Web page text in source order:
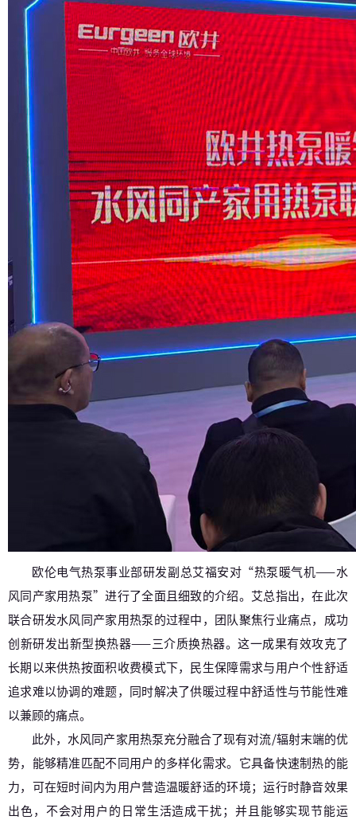
欧伦电气热泵事业部研发副总艾福安对“热泵暖气机——水
风同产家用热泵”进行了全面且细致的介绍。艾总指出，在此次
联合研发水风同产家用热泵的过程中，团队聚焦行业痛点，成功
创新研发出新型换热器——三介质换热器。这一成果有效攻克了
长期以来供热按面积收费模式下，民生保障需求与用户个性舒适
追求难以协调的难题，同时解决了供暖过程中舒适性与节能性难
以兼顾的痛点。
此外，水风同产家用热泵充分融合了现有对流/辐射末端的优
势，能够精准匹配不同用户的多样化需求。它具备快速制热的能
力，可在短时间内为用户营造温暖舒适的环境；运行时静音效果
出色，不会对用户的日常生活造成干扰；并且能够实现节能运